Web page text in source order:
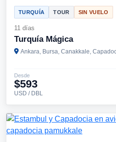
TURQUÍA TOUR SIN VUELO
11 días
Turquía Mágica
Ankara, Bursa, Canakkale,
Desde
$593
USD / DBL